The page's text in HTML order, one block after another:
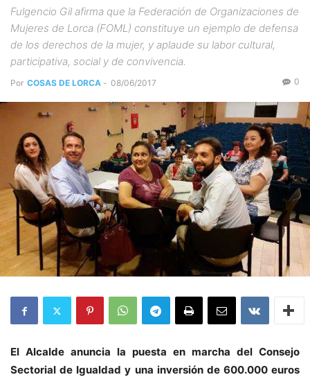
Fulgencio Gil afirma que la Federación de Organizaciones de
Mujeres de Lorca (FOML) constituye un ejemplo de defensa
de los derechos de la mujer, y aplaude su labor cultural,
participativa, social y de convivencia.
Por COSAS DE LORCA - 08/06/2017 0
El Alcalde anuncia la puesta en marcha del Consejo
Sectorial de Igualdad y una inversión de 600.000 euros